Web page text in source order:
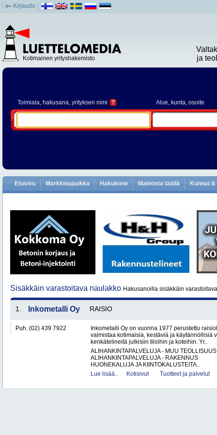
Kirjaudu
Kotimainen yrityshakemisto
ja
Toimiala, hakusana, yrityksen nimi ? Alue, kunta, osoite
Etusivu Markkinapaikka Hakukone Mainosta täällä Kunnat
Sisäkkäin varastoitava naulakko Hakusanoilla sisäkkäin
1. Inkometalli Oy RAISIO
Puh. (02) 439 7922
Inkometalli Oy on vuonna 1977 perustettu
valmistaa kotimaisia, kestäviä ja käytännöllisiä
kenkätelineitä julkisiin tiloihin ja koteihin. Yr..
ALIHANKINTAPALVELUJA - MUU TEOLLISUUS
ALIHANKINTAPALVELUJA - RAKENNUS
HUONEKALUJA JA KIINTOKALUSTEITA..
Lue lisää..
Kotisivut Tuotteet ja palvelut